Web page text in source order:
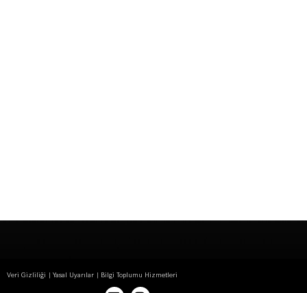
Veri Gizliliği Yasal Uyarılar Bilgi Toplumu Hizmetleri